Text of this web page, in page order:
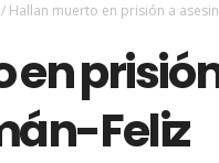
/ Hallan muerto en prisión a
Feliz